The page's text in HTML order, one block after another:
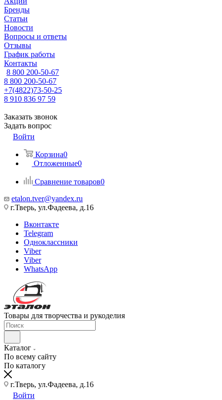
Бренды
Статьи
Новости
Вопросы и ответы
Отзывы
График работы
Контакты
8 800 200-50-67
8 800 200-50-67
+7(4822)73-50-25
8 910 836 97 59
Заказать звонок
Задать вопрос
Войти
Корзина0
Отложенные0
Сравнение товаров0
etalon.tver@yandex.ru
г.Тверь, ул.Фадеева, д.16
Вконтакте
Telegram
Одноклассники
Viber
Viber
WhatsApp
Товары для творчества и рукоделия
Каталог
По всему сайту
По каталогу
г.Тверь, ул.Фадеева, д.16
Войти